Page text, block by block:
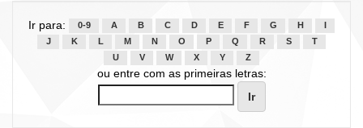
Ir para: 0-9 A B C D E F G H
J
K L M N O P Q R S
T
U
V W X Y Z
ou entre com as primeiras letras: